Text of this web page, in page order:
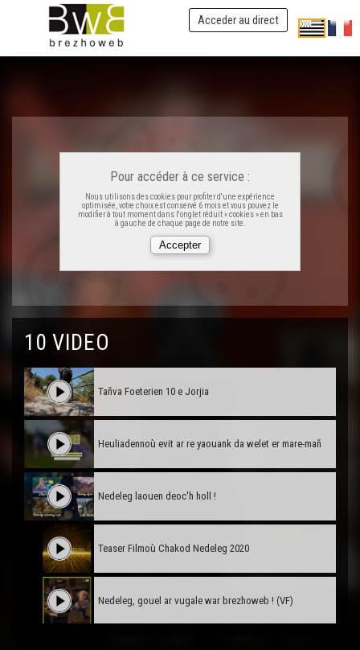
Acceder au direct
Pour accéder à ce service :
Nous utilisons des cookies pour profiter d'une expérience
optimisée, votre choix est conservé 6 mois et vous pouvez le
modifier à tout moment dans l'onglet réduit « cookies » en bas
à gauche de chaque page de notre site.
10 VIDEO
Tañva Foeterien 10 e Jorjia
Heuliadennoù evit ar re yaouank da welet er mare-mañ
Nedeleg laouen deoc'h holl !
Teaser Filmoù Chakod Nedeleg 2020
Nedeleg, gouel ar vugale war brezhoweb ! (VF)